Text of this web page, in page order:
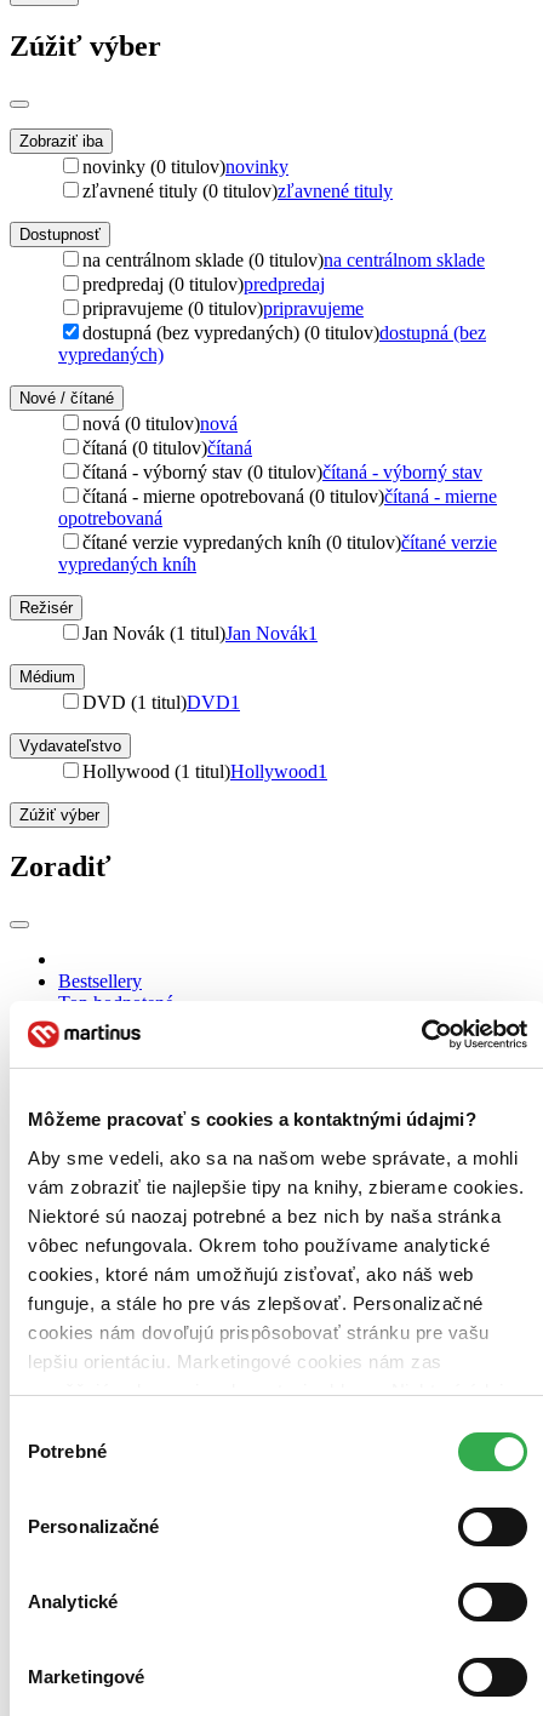
Môžeme pracovať s cookies a kontaktnými údajmi?
Aby sme vedeli, ako sa na našom webe správate, a mohli
vám zobraziť tie najlepšie tipy na knihy, zbierame cookies.
Niektoré sú naozaj potrebné a bez nich by naša stránka
vôbec nefungovala. Okrem toho používame analytické
cookies, ktoré nám umožňujú zisťovať, ako náš web
funguje, a stále ho pre vás zlepšovať. Personalizačné
cookies nám dovoľujú prispôsobovať stránku pre vašu
lepšiu orientáciu. Marketingové cookies nám zas
umožňujú zobrazenie relevantnej reklamy. Niektoré údaje
keby sme mohli používať všetky tieto cookies. Ďakujeme!
súhlasu
Potrebné
Personalizačné
Analytické
Marketingové
Zúžiť výber
Zobraziť iba
novinky (0 titulov)novinky
zľavnené tituly (0 titulov)zľavnené tituly
Dostupnosť
na centrálnom sklade (0 titulov)na centrálnom sklade
predpredaj (0 titulov)predpredaj
pripravujeme (0 titulov)pripravujeme
dostupná (bez vypredaných) (0 titulov)dostupná (bez
vypredaných)
Nové / čítané
nová (0 titulov)nová
čítaná (0 titulov)čítaná
čítaná - výborný stav (0 titulov)čítaná - výborný stav
čítaná - mierne opotrebovaná (0 titulov)čítaná - mierne
opotrebovaná
čítané verzie vypredaných kníh (0 titulov)čítané verzie
vypredaných kníh
Režisér
Jan Novák (1 titul)Jan Novák1
Médium
DVD (1 titul)DVD1
Vydavateľstvo
Hollywood (1 titul)Hollywood1
Zúžiť výber
Zoradiť
Bestsellery
Top hodnotené
Novinky
Najdrahšie
Najlacnejšie
Použité filtre
Zrušiť filtre
dostupnéÚčinkuje Vlastimil Kaňka